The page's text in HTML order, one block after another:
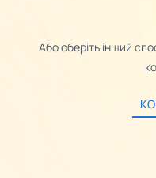
Або оберіть інший